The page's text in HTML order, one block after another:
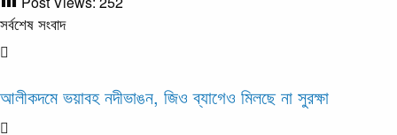
সর্বশেষ সংবাদ
আলীকদমে ভয়াবহ নদীভাঙন, জিও ব্যাগেও মিলছে না সুরক্ষা